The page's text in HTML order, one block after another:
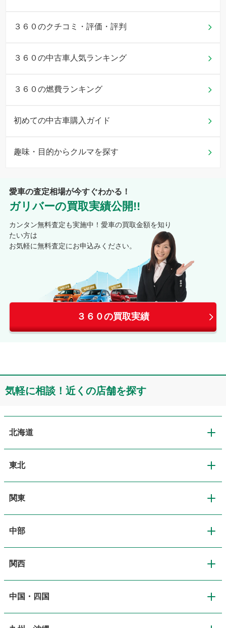
３６０のクチコミ・評価・評判
３６０の中古車人気ランキング
３６０の燃費ランキング
初めての中古車購入ガイド
趣味・目的からクルマを探す
愛車の査定相場が今すぐわかる！
ガリバーの買取実績公開!!
カンタン無料査定も実施中！愛車の買取金額を知り
たい方は
お気軽に無料査定にお申込みください。
３６０の買取実績
気軽に相談！近くの店舗を探す
北海道
北海道
道央・札幌
道北・旭川
東北
東北
青森
岩手
関東
関東
東京
神奈川
中部
中部
新潟
関西
関西
中国・四国